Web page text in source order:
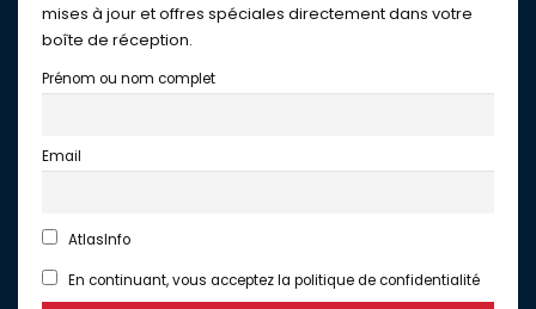
mises à jour et offres spéciales directement dans votre
boîte de réception.
Prénom ou nom complet
Email
AtlasInfo
En continuant, vous acceptez la politique de confidentialité